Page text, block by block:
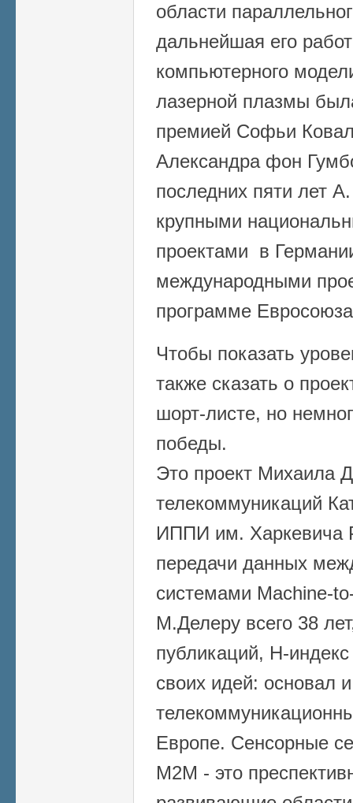
области
дальнейшая его
компьютерного
лазерной плазмы
премией Софьи
Александра фон
последних пяти лет
крупными
проектами в
международными
программе
Чтобы показать
также сказать о
шорт-листе, но
победы.
Это проект Михаила
телекоммуникаций
ИППИ им. Харкевича
передачи данных
системами Machine-
М.Делеру всего 38
публикаций, Н-
своих идей: основал
Европе. Сенсорные
М2М - это